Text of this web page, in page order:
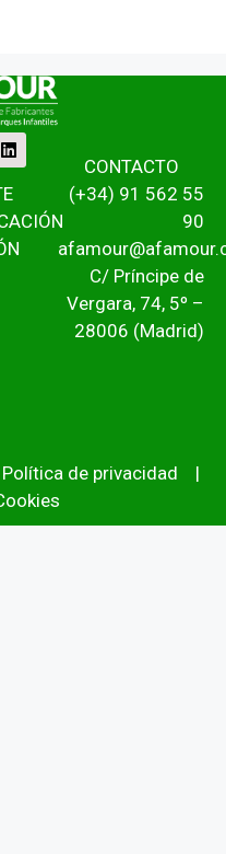
CONTACTO
(+34) 91 562 55
90
C/ Príncipe de
Vergara, 74, 5º –
28006 (Madrid)
Política de privacidad |